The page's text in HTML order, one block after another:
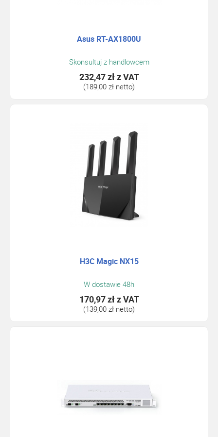
Asus RT-AX1800U
Skonsultuj z handlowcem
232,47 złz VAT
(189,00 zł netto)
H3C Magic NX15
W dostawie 48h
170,97 złz VAT
(139,00 zł netto)